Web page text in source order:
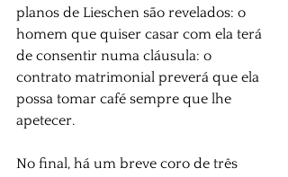
planos de Lieschen são revelados: o
homem que quiser casar com ela terá
de consentir numa cláusula: o
contrato matrimonial preverá que ela
possa tomar café sempre que lhe
apetecer.
No final, há um breve coro de três